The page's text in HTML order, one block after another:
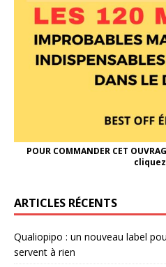
POUR COMMANDER CET
ARTICLES RÉCENTS
Qualiopipo : un nouveau label
servent à rien